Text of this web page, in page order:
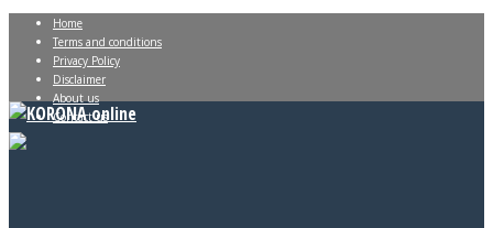
Home
Terms and conditions
Privacy Policy
Disclaimer
About us
Contact us